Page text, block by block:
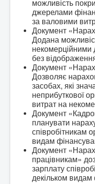
можливість
джерелами
за валовими
Документ
Додана
без
Документ
Дозволяє
засобах, які
неприбуткової
витрат на
Документ
планувати
співробітникам
видам
Документ
працівникам»
зарплату
декільком